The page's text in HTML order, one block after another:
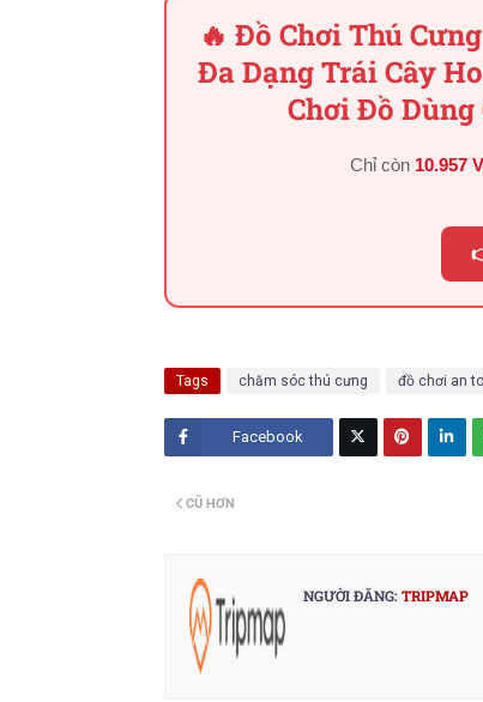
🔥 Đồ Chơi Thú
Đa Dạng Trái Cây
Chơi Đồ
Chỉ còn 10.957
Tags chăm sóc thú cưng đồ chơi an
Facebook
CŨ HƠN
NGƯỜI ĐĂNG:TRIPMAP